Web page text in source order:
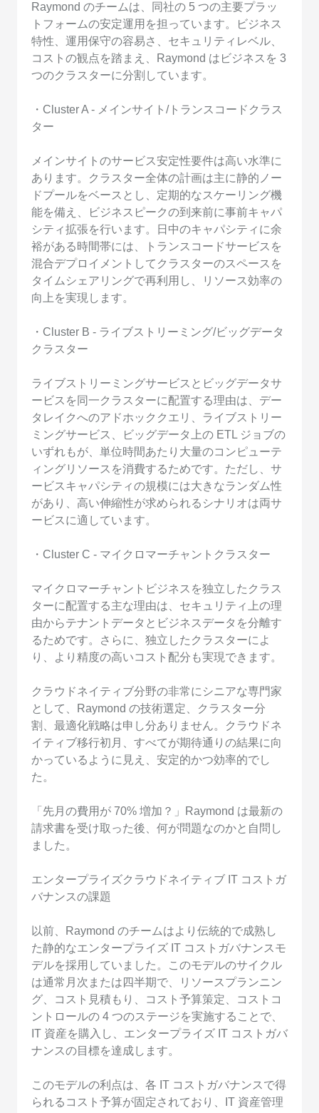
Raymond のチームは、同社の 5 つの主要プラッ
トフォームの安定運用を担っています。ビジネス
特性、運用保守の容易さ、セキュリティレベル、
コストの観点を踏まえ、Raymond はビジネスを 3
つのクラスターに分割しています。
・Cluster A - メインサイト/トランスコードクラス
ター
メインサイトのサービス安定性要件は高い水準に
あります。クラスター全体の計画は主に静的ノー
ドプールをベースとし、定期的なスケーリング機
能を備え、ビジネスピークの到来前に事前キャパ
シティ拡張を行います。日中のキャパシティに余
裕がある時間帯には、トランスコードサービスを
混合デプロイメントしてクラスターのスペースを
タイムシェアリングで再利用し、リソース効率の
向上を実現します。
・Cluster B - ライブストリーミング/ビッグデータ
クラスター
ライブストリーミングサービスとビッグデータサ
ービスを同一クラスターに配置する理由は、デー
タレイクへのアドホッククエリ、ライブストリー
ミングサービス、ビッグデータ上の ETL ジョブの
いずれもが、単位時間あたり大量のコンピューテ
ィングリソースを消費するためです。ただし、サ
ービスキャパシティの規模には大きなランダム性
があり、高い伸縮性が求められるシナリオは両サ
ービスに適しています。
・Cluster C - マイクロマーチャントクラスター
マイクロマーチャントビジネスを独立したクラス
ターに配置する主な理由は、セキュリティ上の理
由からテナントデータとビジネスデータを分離す
るためです。さらに、独立したクラスターによ
り、より精度の高いコスト配分も実現できます。
クラウドネイティブ分野の非常にシニアな専門家
として、Raymond の技術選定、クラスター分
割、最適化戦略は申し分ありません。クラウドネ
イティブ移行初月、すべてが期待通りの結果に向
かっているように見え、安定的かつ効率的でし
た。
「先月の費用が 70% 増加？」Raymond は最新の
請求書を受け取った後、何が問題なのかと自問し
ました。
エンタープライズクラウドネイティブ IT コストガ
バナンスの課題
以前、Raymond のチームはより伝統的で成熟し
た静的なエンタープライズ IT コストガバナンスモ
デルを採用していました。このモデルのサイクル
は通常月次または四半期で、リソースプランニン
グ、コスト見積もり、コスト予算策定、コストコ
ントロールの 4 つのステージを実施することで、
IT 資産を購入し、エンタープライズ IT コストガバ
ナンスの目標を達成します。
このモデルの利点は、各 IT コストガバナンスで得
られるコスト予算が固定されており、IT 資産管理